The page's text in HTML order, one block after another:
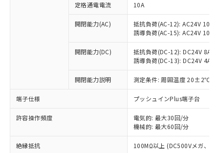
定格通電電流 10A
開閉能力(AC)
抵抗負荷(AC-12): AC24V 10A/
誘導負荷(AC-15): AC24V
開閉能力(DC)
抵抗負荷(DC-12): DC24V 8A/
誘導負荷(DC-13): DC24V 4A/
開閉能力説明 測定条件: 周囲温度 20±2℃、
端子仕様 プッシュインPlus端子台
許容操作頻度
電気的: 最大30回/分
機械的: 最大60回/分
絶縁抵抗 100MΩ以上 (DC500Vメガ、点
以下の条件をお読みいただき、同意のうえ
ご利用ください。
商品の当社在庫状況および標準価格
(税抜)を提供させていただくもので
当社制御機器事業取扱商品の中には、
本サービスの対象外となる商品もある
ことをご了承ください。
在庫状況および標準価格照会結果は、
記載している更新日時点での社内デー
タに基づき作成されるものであり、閲
覧された時点での実際の在庫および標
対応予定なし：EU RoHS指令（10物質）の
非含有に非対応の商品で、対応品を出す予
調査・確認中：EU RoHS指令（10物質）の
非含有の対応状況を調査中または確認中の
非該当品：ライセンス料など無形物で、有
害物質有無と関係のない商品です。
仕入先様の事情により、非含有部品として
いたものが、含有品と判明した場合などや
むを得ず変更することがあります。
ミウム(Cd) 100ppm以下、
※1 中国RoHS○×表
「○」：最大均質材料含有率が中国RoHSの
基準値以下であることを示します。
「×」：最大均質材料含有率が中国RoHSの
基準値を超えていることを示します。
「－」：未確認です。当社販売部門へお問
い合わせください。
*中国RoHS10物質の基準値 (GB/T26572)：
Pb(鉛) :1000ppm、 Hg(水銀) : 1000ppm、 Cd(カドミウ
当社は、これら貴社製品のうち、外国
為替および外国貿易法に定める商品
（以下｢規制貨物等」という）を輸出
または国外への提供する場合は、日本
国政府の輸出許可(または役務取引許